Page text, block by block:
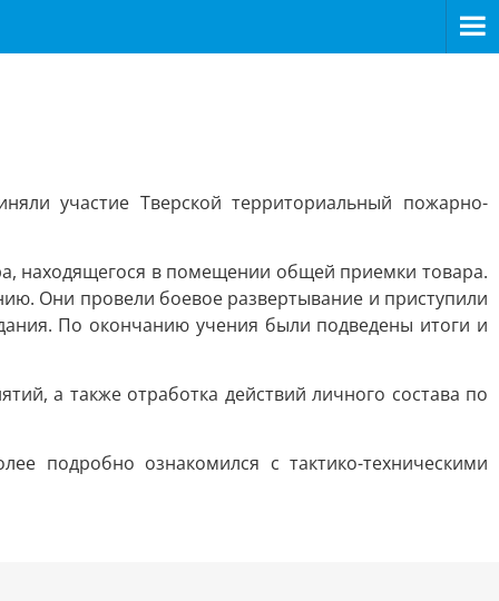
участие Тверской территориальный пожарно-
находящегося в помещении общей приемки товара.
Они провели боевое развертывание и приступили
По окончанию учения были подведены итоги и
а также отработка действий личного состава по
подробно ознакомился с тактико-техническими